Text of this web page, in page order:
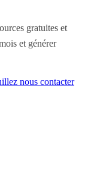
gratuites et
et générer
nous contacter